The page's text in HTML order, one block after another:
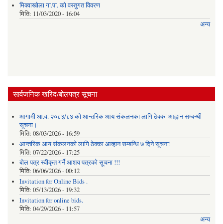
मिक्वाखोला गा.पा. को वस्तुगत विवरण
मिति: 11/03/2020 - 16:04
अन्य
सार्वजनिक खरिद/बोलपत्र सूचना
आगामी आ.व. २०८३/८४ को आन्तरिक आय संकलनका लागि ठेक्का आह्वान सम्बन्धी
सूचना।
मिति: 08/03/2026 - 16:59
आन्तरिक आय संकलनको लागि ठेक्‍का आव्हान सम्बन्धि ७ दिने सूचना!
मिति: 07/22/2026 - 17:25
बोल पत्र स्वीकृत गर्ने आशय पत्रको सूचना !!!
मिति: 06/06/2026 - 00:12
Invitation for Online Bids .
मिति: 05/13/2026 - 19:32
Invitation for online bids.
मिति: 04/29/2026 - 11:57
अन्य